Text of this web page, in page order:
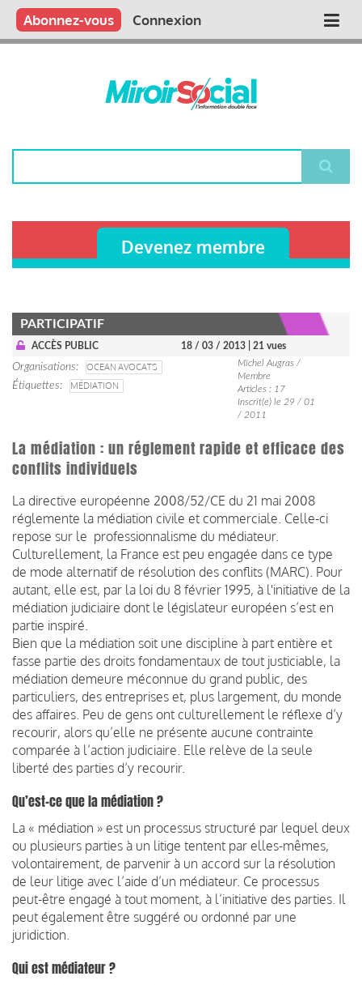
Aller
contenu
Main
Qui sommes nous ?
Vous publiez
Nous publions
Contactez-nous
Abonnez-vous Connexion
Devenez membre
PARTICIPATIF
ACCÈS PUBLIC 18 / 03 / 2013 | 21 vues
Organisations
OCEAN AVOCATS
Étiquettes
MÉDIATION
Michel Augras /
Membre
Articles : 17
Inscrit(e) le 29 / 01
/ 2011
La médiation : un réglement rapide et efficace des
conflits individuels
La directive européenne 2008/52/CE du 21 mai 2008
réglemente la médiation civile et commerciale. Celle-ci
repose sur le professionnalisme du médiateur.
Culturellement, la France est peu engagée dans ce type
de mode alternatif de résolution des conflits (MARC). Pour
autant, elle est, par la loi du 8 février 1995, à l'initiative de la
médiation judiciaire dont le législateur européen s’est en
partie inspiré.
Bien que la médiation soit une discipline à part entière et
fasse partie des droits fondamentaux de tout justiciable, la
médiation demeure méconnue du grand public, des
particuliers, des entreprises et, plus largement, du monde
des affaires. Peu de gens ont culturellement le réflexe d’y
recourir, alors qu’elle ne présente aucune contrainte
comparée à l’action judiciaire. Elle relève de la seule
liberté des parties d’y recourir.
Qu’est-ce que la médiation ?
La « médiation » est un processus structuré par lequel deux
ou plusieurs parties à un litige tentent par elles-mêmes,
volontairement, de parvenir à un accord sur la résolution
de leur litige avec l’aide d’un médiateur. Ce processus
peut-être engagé à tout moment, à l’initiative des parties. Il
peut également être suggéré ou ordonné par une
juridiction.
Qui est médiateur ?